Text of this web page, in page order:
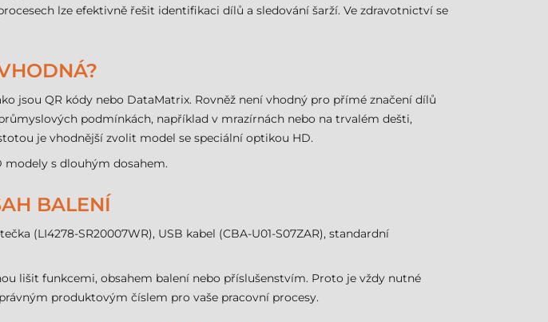
lze efektivně řešit identifikaci dílů a sledování šarží. Ve zdravotnictví se
jsou QR kódy nebo DataMatrix. Rovněž není vhodný pro přímé značení dílů
podmínkách, například v mrazírnách nebo na trvalém dešti,
je vhodnější zvolit model se speciální optikou HD.
s dlouhým dosahem.
BALENÍ
(LI4278-SR20007WR), USB kabel (CBA-U01-S07ZAR), standardní
lišit funkcemi, obsahem balení nebo příslušenstvím. Proto je vždy nutné
produktovým číslem pro vaše pracovní procesy.